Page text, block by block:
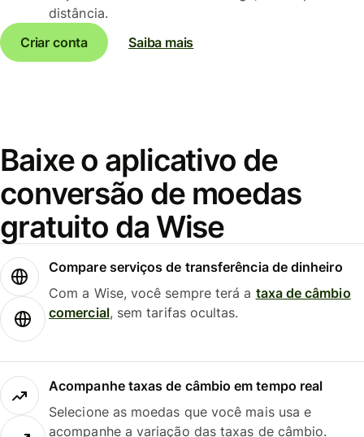
distância.
Criar conta
Saiba mais
Baixe o aplicativo de
conversão de moedas
gratuito da Wise
Compare serviços de transferência de dinheiro
Com a Wise, você sempre terá a taxa de câmbio
comercial, sem tarifas ocultas.
Acompanhe taxas de câmbio em tempo real
Selecione as moedas que você mais usa e
acompanhe a variação das taxas de câmbio.